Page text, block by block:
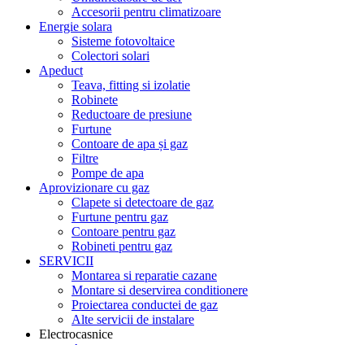
Accesorii pentru climatizoare
Energie solara
Sisteme fotovoltaice
Colectori solari
Apeduct
Teava, fitting si izolatie
Robinete
Reductoare de presiune
Furtune
Contoare de apa și gaz
Filtre
Pompe de apa
Aprovizionare cu gaz
Clapete si detectoare de gaz
Furtune pentru gaz
Contoare pentru gaz
Robineti pentru gaz
SERVICII
Montarea si reparatie cazane
Montare si deservirea conditionere
Proiectarea conductei de gaz
Alte servicii de instalare
Electrocasnice